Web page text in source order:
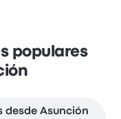
populares
desde Asunción